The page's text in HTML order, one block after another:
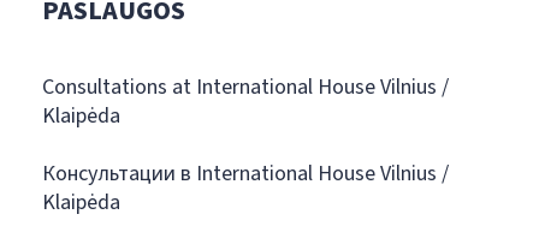
PASLAUGOS
Consultations at International House Vilnius /
Klaipėda
Консультации в International House Vilnius /
Klaipėda